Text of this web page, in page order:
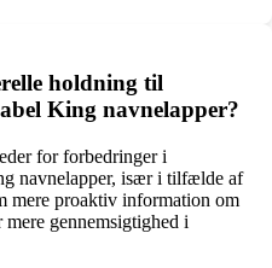
holdning til
King navnelapper?
for forbedringer i
navnelapper, især i tilfælde af
mere proaktiv information om
gennemsigtighed i